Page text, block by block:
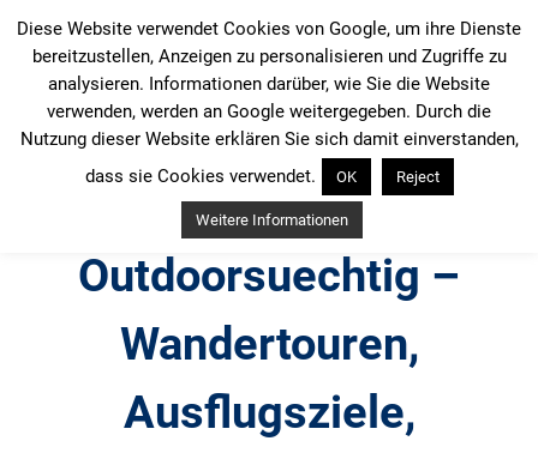
Inhalt
springen
Outdoorsuechtig –
Wandertouren,
Ausflugsziele,
Diese Website verwendet Cookies von Google, um ihre Dienste
bereitzustellen, Anzeigen zu personalisieren und Zugriffe zu
analysieren. Informationen darüber, wie Sie die Website
verwenden, werden an Google weitergegeben. Durch die
Nutzung dieser Website erklären Sie sich damit einverstanden,
dass sie Cookies verwendet.
OK Reject
Weitere Informationen